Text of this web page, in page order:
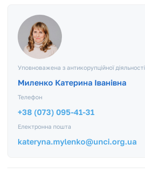
Уповноважена з антикорупційної діяльності
Миленко Катерина Іванівна
Телефон
+38 (073) 095-41-31
Електронна пошта
kateryna.mylenko@unci.org.ua